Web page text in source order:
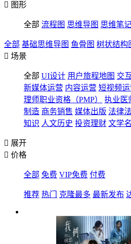
 图形
全部 流程图 思维导图 思维笔
全部 基础思维导图 鱼骨图 树状结构
 场景
全部 UI设计 用户旅程地图 交
新媒体运营 内容运营 短视频运
理师职业资格（PMP）
执业医
制造 商务销售 媒体出版 法律
知识 人文历史 投资理财 文学
 展开
 价格
全部 免费 VIP免费 付费
推荐 热门 克隆最多 最新发布